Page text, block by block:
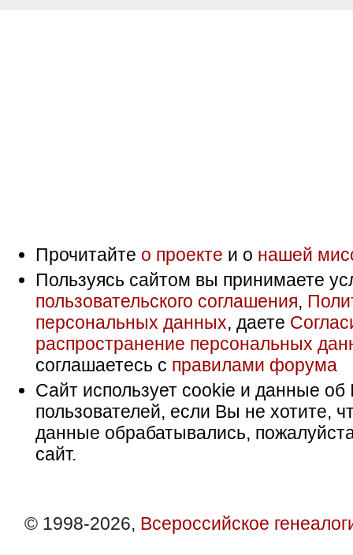
Прочитайте о проекте и о нашей
Пользуясь сайтом вы принимаете
пользовательского соглашения,
персональных данных, даете
распространение персональных
соглашаетесь с правилами форума
Сайт использует cookie и данные об
пользователей, если Вы не хотите,
данные обрабатывались,
сайт.
© 1998-2026, Всероссийское